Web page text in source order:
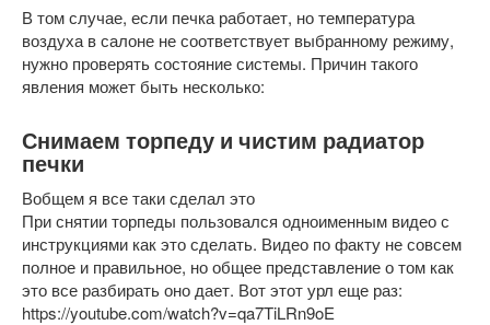
В том случае, если печка работает, но температура
воздуха в салоне не соответствует выбранному режиму,
нужно проверять состояние системы. Причин такого
явления может быть несколько:
Снимаем торпеду и чистим радиатор
печки
Вобщем я все таки сделал это
При снятии торпеды пользовался одноименным видео с
инструкциями как это сделать. Видео по факту не совсем
полное и правильное, но общее представление о том как
это все разбирать оно дает. Вот этот урл еще раз:
https://youtube.com/watch?v=qa7TiLRn9oE